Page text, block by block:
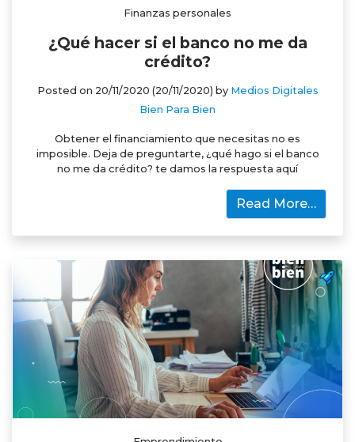
Finanzas personales
¿Qué hacer si el banco no me da
crédito?
Posted on 20/11/2020 (20/11/2020) byMedios Digitales
Bien Para Bien
Obtener el financiamiento que necesitas no es
imposible. Deja de preguntarte, ¿qué hago si el banco
no me da crédito? te damos la respuesta aquí
Read More…